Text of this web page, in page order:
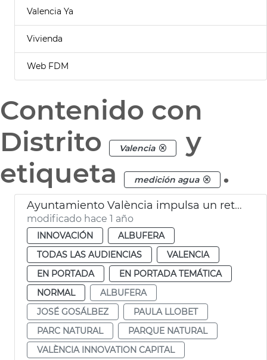
Valencia Ya
Vivienda
Web FDM
Contenido con
Distrito
Valencia
y
etiqueta
medición agua .
Ayuntamiento València impulsa un reto GovTech para proteger la Albufera
modificado hace 1 año
INNOVACIÓN
ALBUFERA
TODAS LAS AUDIENCIAS
VALENCIA
EN PORTADA
EN PORTADA TEMÁTICA
NORMAL
ALBUFERA
JOSÉ GOSÁLBEZ
PAULA LLOBET
PARC NATURAL
PARQUE NATURAL
VALÈNCIA INNOVATION CAPITAL